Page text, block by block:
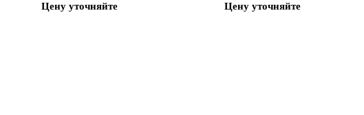
Цену уточняйте Цену уточняйте